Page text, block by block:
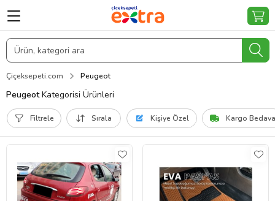
Çiçeksepeti.com Peugeot
PeugeotKategorisi Ürünleri
Filtrele Sırala Kişiye Özel Kargo Bedava